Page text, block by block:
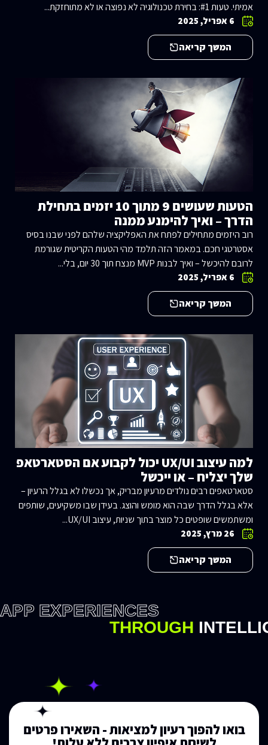
אמיתי. טעות #1: בחירת טכנולוגיה לא נפוצה או לא מתוחזקת...
6 אפריל, 2025
המשך קריאה
הטעות שעושים 9 מתוך 10 יזמים בתחילת
הדרך – ואיך להימנע ממנה
רוב היזמים מתחילים לפתח את האפליקציה שלהם לפני שבנו בסיס
אסטרטגי חכם. במאמר הזה תלמד מהי הטעות הקריטית שגורמת
לרובם להיכשל – ואיך לבנות MVP מנצח תוך 30 יום, בלי...
6 אפריל, 2025
המשך קריאה
למה עיצוב UX/UI יכול לקבוע אם הסטארטאפ
שלך יצליח – או ייכשל
סטארטאפים רבים נולדים מרעיון מבריק, אך נכשלו לא בגלל הרעיון –
אלא בגלל הדרך שבה הוא מומש והוצג. בעידן שבו משקיעים, שותפים
ומשתמשים שופטים כל מוצר בתוך שניות, עיצוב UX/UI...
26 מרץ, 2025
המשך קריאה
EXPERIENCES
THROUGH
בואו להפוך רעיון למציאות - השאירו פרטים